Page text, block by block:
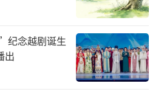
社科院研究员罗澍伟介绍
7日、8日或9日，太阳到达
纪念越剧诞生
出